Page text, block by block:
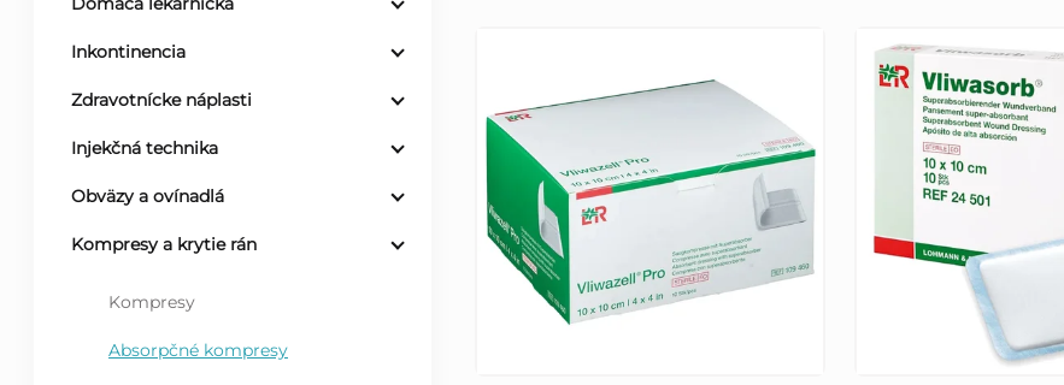
Inkontinencia
Zdravotnícke náplasti
Injekčná technika
Obväzy a ovínadlá
Kompresy a krytie rán
Kompresy
Absorpčné kompresy
ý
p